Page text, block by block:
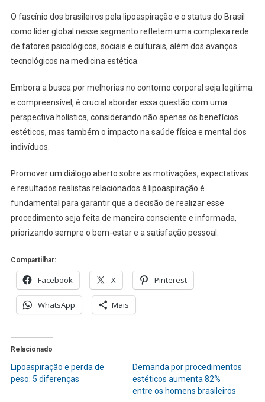
O fascínio dos brasileiros pela lipoaspiração e o status do Brasil
como líder global nesse segmento refletem uma complexa rede
de fatores psicológicos, sociais e culturais, além dos avanços
tecnológicos na medicina estética.
Embora a busca por melhorias no contorno corporal seja legítima
e compreensível, é crucial abordar essa questão com uma
perspectiva holística, considerando não apenas os benefícios
estéticos, mas também o impacto na saúde física e mental dos
indivíduos.
Promover um diálogo aberto sobre as motivações, expectativas
e resultados realistas relacionados à lipoaspiração é
fundamental para garantir que a decisão de realizar esse
procedimento seja feita de maneira consciente e informada,
priorizando sempre o bem-estar e a satisfação pessoal.
Compartilhar:
Facebook X Pinterest
WhatsApp Mais
Relacionado
Lipoaspiração e perda de
peso: 5 diferenças
Demanda por procedimentos
estéticos aumenta 82%
entre os homens brasileiros